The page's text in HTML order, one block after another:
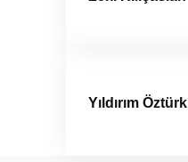
Yıldırım Öztürk